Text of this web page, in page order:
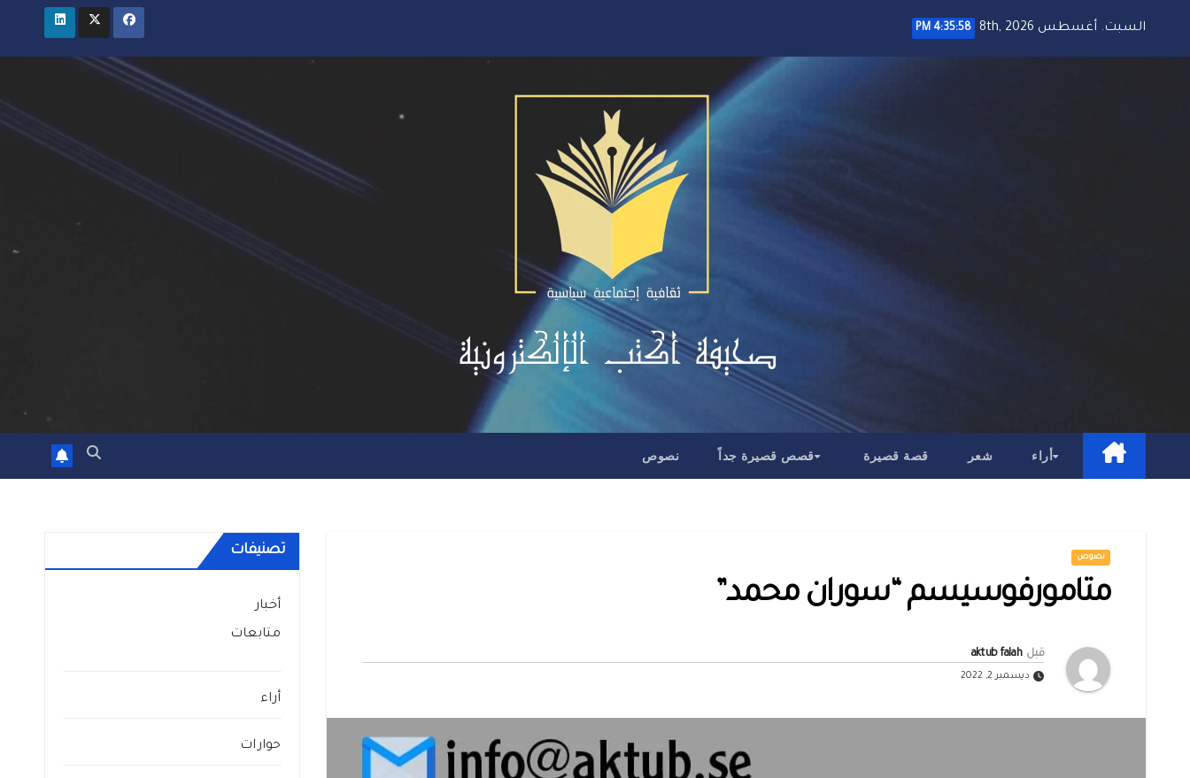
السبت. أغسطس 8th, 2026 4:35:58 PM
أراء شعر قصة قصيرة قصص قصيرة جداً نصوص
نصوص
متامورفوسيسم “سوران محمد”
قبل aktub falah
ديسمبر 2, 2022
تصنيفات
أخبار
متابعات
أراء
حوارات